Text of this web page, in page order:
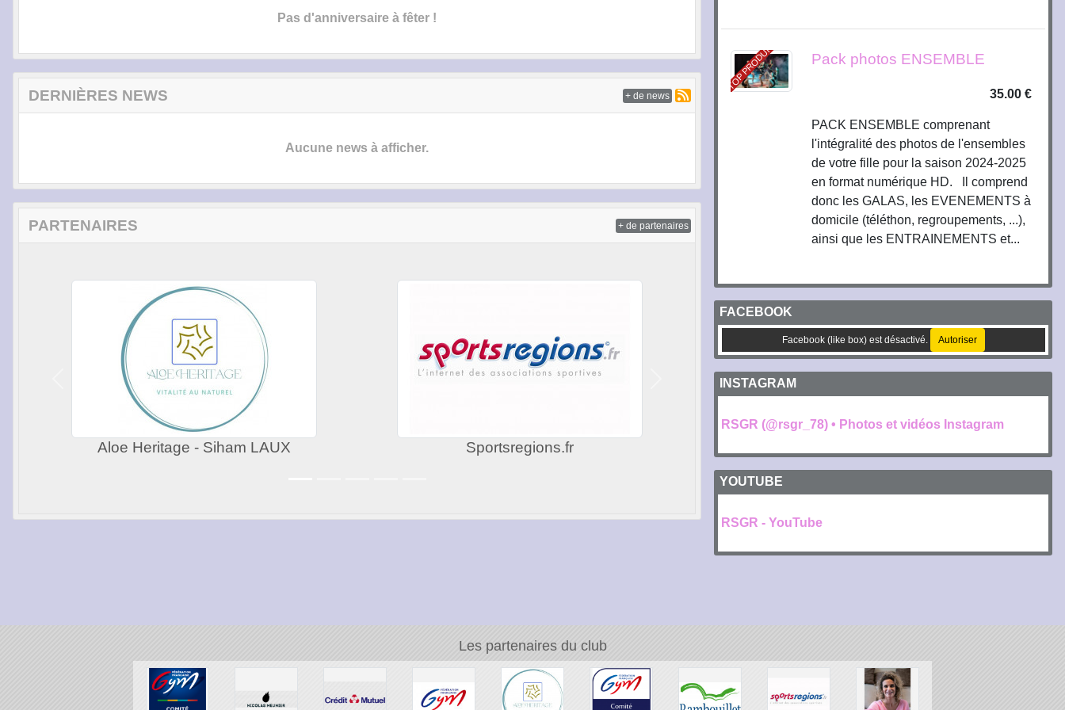
Pas d'anniversaire à fêter !
DERNIÈRES NEWS
Aucune news à afficher.
+ de news
PARTENAIRES
Aloe Heritage - Siham LAUX Sportsregions.fr
+ de partenaires
TOP PRODUIT Pack photos ENSEMBLE
35.00 €
PACK ENSEMBLE comprenant
l'intégralité des photos de l'ensembles
de votre fille pour la saison 2024-2025
en format numérique HD. Il comprend
donc les GALAS, les EVENEMENTS à
domicile (téléthon, regroupements, ...),
ainsi que les ENTRAINEMENTS et...
FACEBOOK
Facebook (like box) est désactivé. Autoriser
INSTAGRAM
RSGR (@rsgr_78) • Photos et vidéos Instagram
YOUTUBE
RSGR - YouTube
Les partenaires du club